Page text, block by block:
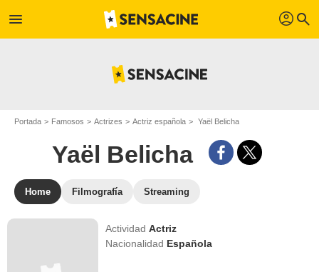
menu profil search
Portada Famosos Actrizes Actriz española Yaël Belicha
Yaël Belicha
Home Filmografía Streaming
ActividadActriz
Nacionalidad Española